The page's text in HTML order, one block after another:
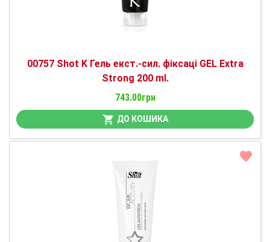
00757 Shot K Гель екст.-сил. фіксаці GEL Extra
Strong 200 ml.
743.00грн
ДО КОШИКА